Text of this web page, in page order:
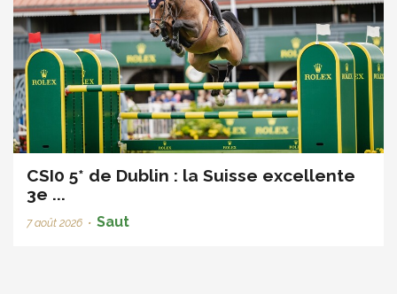
CSI0 5* de Dublin : la Suisse excellente
3e ...
7 août 2026 • Saut